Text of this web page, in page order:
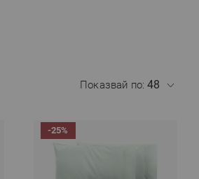
Показвай по:
-25%